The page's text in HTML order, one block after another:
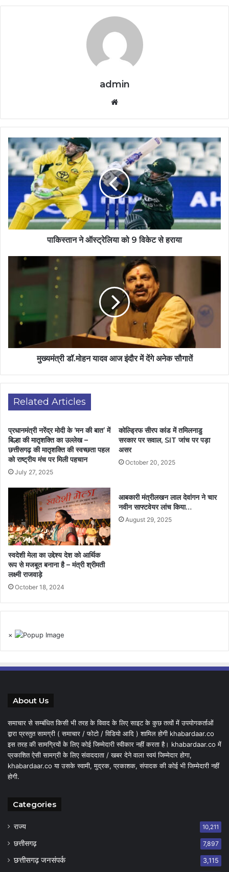
admin
पाकिस्तान ने ऑस्ट्रेलिया को 9 विकेट से हराया
मुख्यमंत्री डॉ.मोहन यादव आज इंदौर में देंगे अनेक सौगातें
Related Articles
प्रधानमंत्री नरेंद्र मोदी के ‘मन की बात’ में
बिल्हा की मातृशक्ति का उल्लेख –
छत्तीसगढ़ की मातृशक्ति की स्वच्छता पहल
को राष्ट्रीय मंच पर मिली पहचान
July 27, 2025
कोल्ड्रिफ सीरप कांड में तमिलनाडु
सरकार पर सवाल, SIT जांच पर पड़ा
असर
October 20, 2025
स्वदेशी मेला का उद्देश्य देश को आर्थिक
रूप से मजबूत बनाना है – मंत्री श्रीमती
लक्ष्मी राजवाड़े
October 18, 2024
आबकारी मंत्रीलखन लाल देवांगन ने चार
नवीन साफ्टवेयर लांच किया…
August 29, 2025
×
About Us
समाचार से सम्बंधित किसी भी तरह के विवाद के लिए साइट के कुछ तत्वों में उपयोगकर्ताओं
द्वारा प्रस्तुत सामग्री ( समाचार / फोटो / विडियो आदि ) शामिल होगी khabardaar.co
इस तरह की सामग्रियों के लिए कोई जिम्मेदारी स्वीकार नहीं करता है। khabardaar.co में
प्रकाशित ऐसी सामग्री के लिए संवाददाता / खबर देने वाला स्वयं जिम्मेदार होगा,
khabardaar.co या उसके स्वामी, मुद्रक, प्रकाशक, संपादक की कोई भी जिम्मेदारी नहीं
होगी.
Categories
राज्य 10,211
छत्तीसगढ़ 7,897
छत्तीसगढ़ जनसंपर्क 3,115